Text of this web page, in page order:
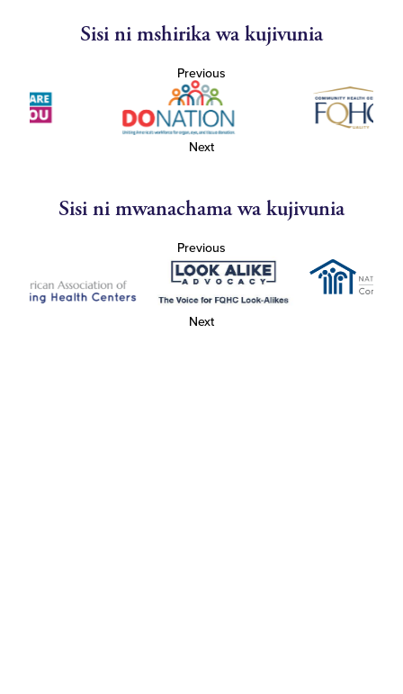
Sisi ni mshirika wa kujivunia
Previous
Next
Sisi ni mwanachama wa kujivunia
Previous
Next